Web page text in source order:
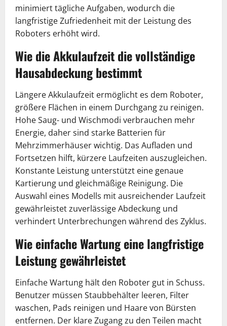
minimiert tägliche Aufgaben, wodurch die
langfristige Zufriedenheit mit der Leistung des
Roboters erhöht wird.
Wie die Akkulaufzeit die vollständige
Hausabdeckung bestimmt
Längere Akkulaufzeit ermöglicht es dem Roboter,
größere Flächen in einem Durchgang zu reinigen.
Hohe Saug- und Wischmodi verbrauchen mehr
Energie, daher sind starke Batterien für
Mehrzimmerhäuser wichtig. Das Aufladen und
Fortsetzen hilft, kürzere Laufzeiten auszugleichen.
Konstante Leistung unterstützt eine genaue
Kartierung und gleichmäßige Reinigung. Die
Auswahl eines Modells mit ausreichender Laufzeit
gewährleistet zuverlässige Abdeckung und
verhindert Unterbrechungen während des Zyklus.
Wie einfache Wartung eine langfristige
Leistung gewährleistet
Einfache Wartung hält den Roboter gut in Schuss.
Benutzer müssen Staubbehälter leeren, Filter
waschen, Pads reinigen und Haare von Bürsten
entfernen. Der klare Zugang zu den Teilen macht